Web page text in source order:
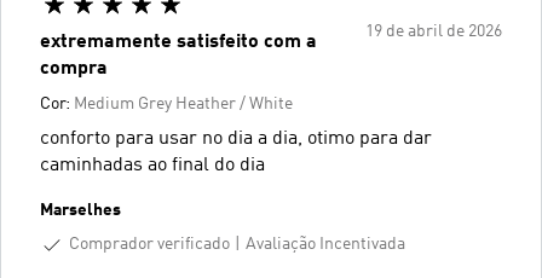
19 de abril de 2026
extremamente satisfeito com a
compra
Cor: Medium Grey Heather / White
conforto para usar no dia a dia, otimo para dar
caminhadas ao final do dia
Marselhes
Comprador verificado
Avaliação Incentivada